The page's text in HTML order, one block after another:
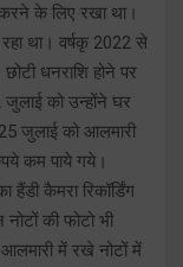
के लिए रखा था।
था। वर्षकृ 2022 से
धनराशि होने पर
जुलाई को उन्होंने घर
जुलाई को आलमारी
कम पाये गये।
कैमरा रिकॉर्डिंग
की फोटो भी
में रखे नोटों में